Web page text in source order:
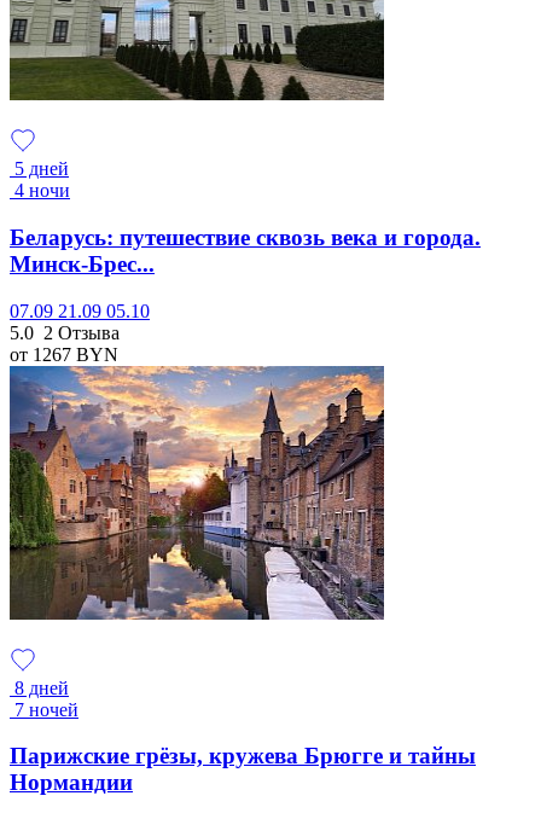
5 дней
4 ночи
Беларусь: путешествие сквозь века и города.
Минск-Брес...
07.09 21.09 05.10
5.0 2 Отзыва
от 1267 BYN
8 дней
7 ночей
Парижские грёзы, кружева Брюгге и тайны
Нормандии